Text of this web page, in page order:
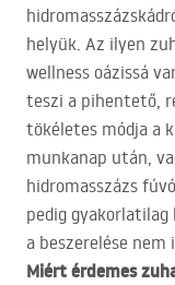
helyük. Az ilyen
wellness oázissá
teszi a pihentető,
tökéletes módja a
munkanap után,
hidromasszázs
pedig
a beszerelése
Miért érdemes